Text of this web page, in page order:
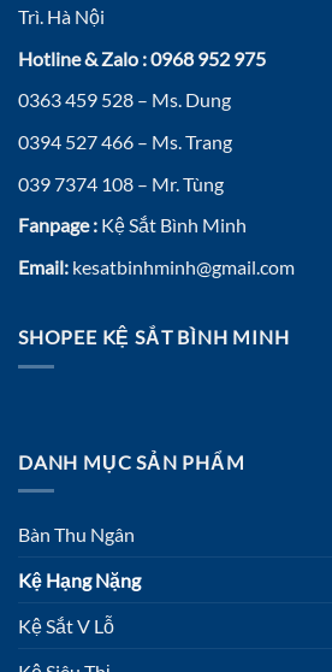
Trì. Hà Nội
Hotline & Zalo : 0968 952 975
0363 459 528 – Ms. Dung
0394 527 466 – Ms. Trang
039 7374 108 – Mr. Tùng
Fanpage : Kệ Sắt Bình Minh
Email: kesatbinhminh@gmail.com
SHOPEE KỆ SẮT BÌNH MINH
DANH MỤC SẢN PHẨM
Bàn Thu Ngân
Kệ Hạng Nặng
Kệ Sắt V Lỗ